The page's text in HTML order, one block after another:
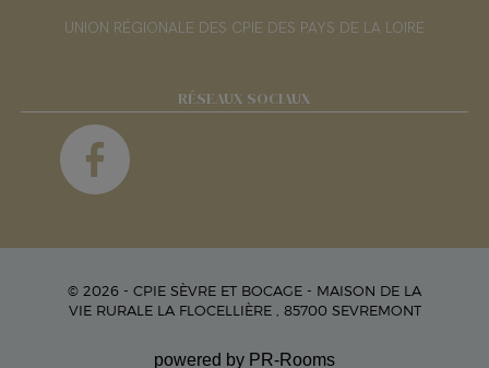
UNION RÉGIONALE DES CPIE DES PAYS DE LA LOIRE
RÉSEAUX SOCIAUX
© 2026 - CPIE SÈVRE ET BOCAGE - MAISON DE LA
VIE RURALE LA FLOCELLIÈRE , 85700 SEVREMONT
powered by PR-Rooms